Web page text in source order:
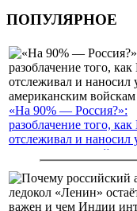
ПОПУЛЯРНОЕ
«На 90% — Россия?»:
разоблачение того,
отслеживал и наносил
американским войскам